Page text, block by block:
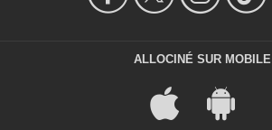
ALLOCINÉ SUR MOBILE